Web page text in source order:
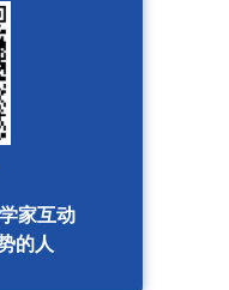
家互动
的人